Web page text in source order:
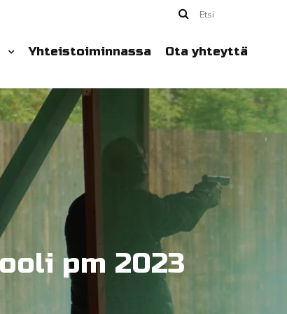
Etsi
Yhteistoiminnassa Ota yhteyttä
pm 2023